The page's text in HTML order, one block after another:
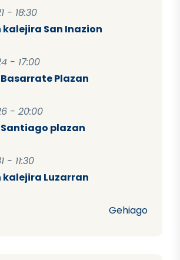
- 18:30
kalejira San Inazion
- 17:00
Plazan
- 20:00
plazan
- 11:30
kalejira Luzarran
Gehiago